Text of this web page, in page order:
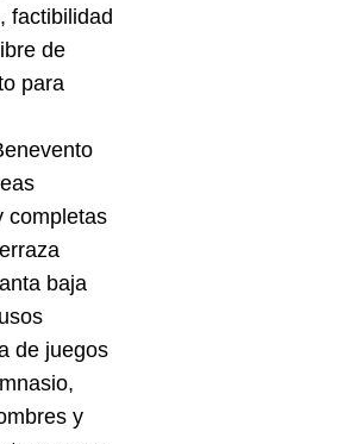
factibilidad
de
para
completas
baja
de juegos
y